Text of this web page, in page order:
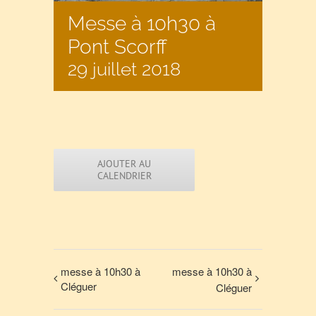
Messe à 10h30 à
Pont Scorff
29 juillet 2018
AJOUTER AU
CALENDRIER
messe à 10h30 à
Cléguer
messe à 10h30 à
Cléguer